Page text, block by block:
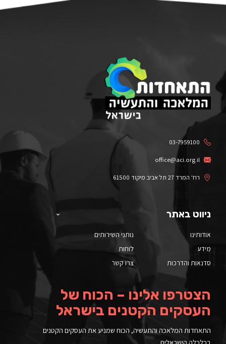
03-7959100
office@aci.org.il
רח' המרד 27 תל אביב מיקוד 61500
ניווט באתר
אודותינו
נותני השירותים
מידע
לוחות
סדנאות והדרכות
צרו קשר
הצטרפו אלינו – הכוח של
העסקים הקטנים בישראל
התאחדות המלאכה והתעשיה, הכוח שמניע את העסקים הקטנים